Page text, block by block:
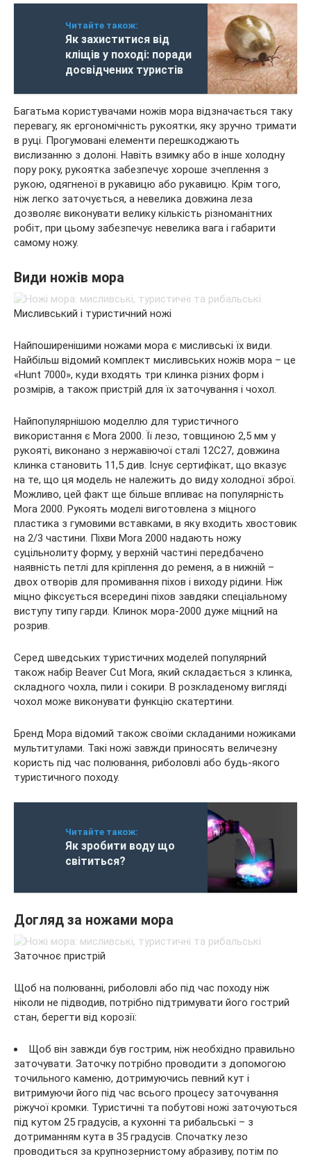
Читайте також:
Як захиститися від
кліщів у поході: поради
досвідчених туристів
Багатьма користувачами ножів мора відзначається таку
перевагу, як ергономічність рукоятки, яку зручно тримати
в руці. Прогумовані елементи перешкоджають
вислизанню з долоні. Навіть взимку або в інше холодну
пору року, рукоятка забезпечує хороше зчеплення з
рукою, одягненої в рукавицю або рукавицю. Крім того,
ніж легко заточується, а невелика довжина леза
дозволяє виконувати велику кількість різноманітних
робіт, при цьому забезпечує невелика вага і габарити
самому ножу.
Види ножів мора
Мисливський і туристичний ножі
Найпоширенішими ножами мора є мисливські їх види.
Найбільш відомий комплект мисливських ножів мора – це
«Hunt 7000», куди входять три клинка різних форм і
розмірів, а також пристрій для їх заточування і чохол.
Найпопулярнішою моделлю для туристичного
використання є Mora 2000. Її лезо, товщиною 2,5 мм у
рукояті, виконано з нержавіючої сталі 12С27, довжина
клинка становить 11,5 див. Існує сертифікат, що вказує
на те, що ця модель не належить до виду холодної зброї.
Можливо, цей факт ще більше впливає на популярність
Mora 2000. Рукоять моделі виготовлена з міцного
пластика з гумовими вставками, в яку входить хвостовик
на 2/3 частини. Піхви Mora 2000 надають ножу
суцільнолиту форму, у верхній частині передбачено
наявність петлі для кріплення до ременя, а в нижній –
двох отворів для промивання піхов і виходу рідини. Ніж
міцно фіксується всередині піхов завдяки спеціальному
виступу типу гарди. Клинок мора-2000 дуже міцний на
розрив.
Серед шведських туристичних моделей популярний
також набір Beaver Cut Mora, який складається з клинка,
складного чохла, пили і сокири. В розкладеному вигляді
чохол може виконувати функцію скатертини.
Бренд Мора відомий також своїми складаними ножиками
мультитулами. Такі ножі завжди приносять величезну
користь під час полювання, риболовлі або будь-якого
туристичного походу.
Читайте також:
Як зробити воду що
світиться?
Догляд за ножами мора
Заточноє пристрій
Щоб на полюванні, риболовлі або під час походу ніж
ніколи не підводив, потрібно підтримувати його гострий
стан, берегти від корозії:
Щоб він завжди був гострим, ніж необхідно правильно
заточувати. Заточку потрібно проводити з допомогою
точильного каменю, дотримуючись певний кут і
витримуючи його під час всього процесу заточування
ріжучої кромки. Туристичні та побутові ножі заточуються
під кутом 25 градусів, а кухонні та рибальські – з
дотриманням кута в 35 градусів. Спочатку лезо
проводиться за крупнозернистому абразиву, потім по